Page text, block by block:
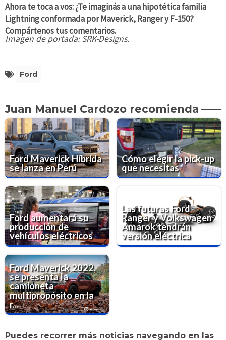
Ahora te toca a vos: ¿Te imaginás a una hipotética familia
Lightning conformada por Maverick, Ranger y F-150?
Compártenos tus comentarios.
Imagen de portada: SRK-Designs.
Ford
Juan Manuel Cardozo recomienda
Ford Maverick Híbrida
se lanza en Perú
Cómo elegir la pick-up
que necesitas
Ford aumentará su
producción de
vehículos eléctricos
Las futuras Ford
Ranger y Volkswagen
Amarok tendrán
versión eléctrica
Ford Maverick 2022,
se presenta la
camioneta
multipropósito en la
r...
Puedes recorrer más noticias navegando en las